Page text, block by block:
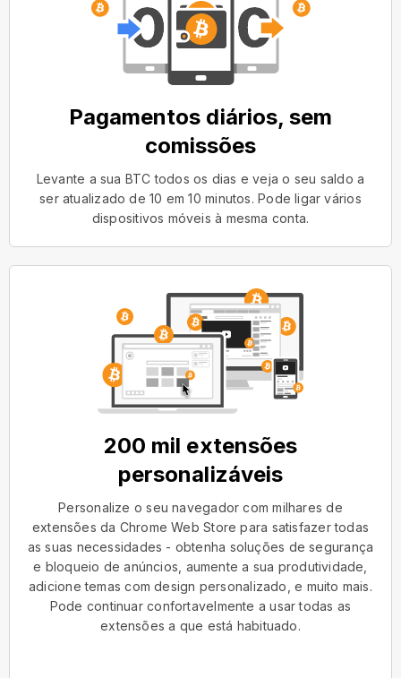
Pagamentos diários, sem
comissões
Levante a sua BTC todos os dias e veja o seu saldo a
ser atualizado de 10 em 10 minutos. Pode ligar vários
dispositivos móveis à mesma conta.
200 mil extensões
personalizáveis
Personalize o seu navegador com milhares de
extensões da Chrome Web Store para satisfazer todas
as suas necessidades - obtenha soluções de segurança
e bloqueio de anúncios, aumente a sua produtividade,
adicione temas com design personalizado, e muito mais.
Pode continuar confortavelmente a usar todas as
extensões a que está habituado.